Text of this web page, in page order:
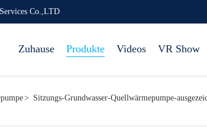
Co.,LTD
Zuhause Produkte Videos VR Show
> Sitzungs-Grundwasser-Quellwärmepumpe-